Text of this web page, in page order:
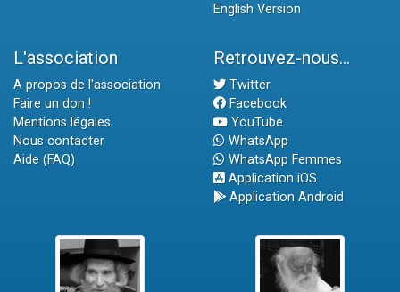
English Version
L'association
A propos de l'association
Faire un don !
Mentions légales
Nous contacter
Aide (FAQ)
Retrouvez-nous...
Twitter
Facebook
YouTube
WhatsApp
WhatsApp Femmes
Application iOS
Application Android